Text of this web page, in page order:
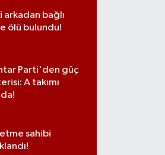
arkadan bağlı
ölü bulundu!
Parti'den güç
A takımı
sahibi